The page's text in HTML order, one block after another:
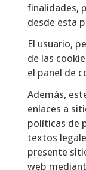
finalidades,
desde esta
El usuario,
de las
el panel de
Además,
enlaces a
políticas de
textos
presente
web